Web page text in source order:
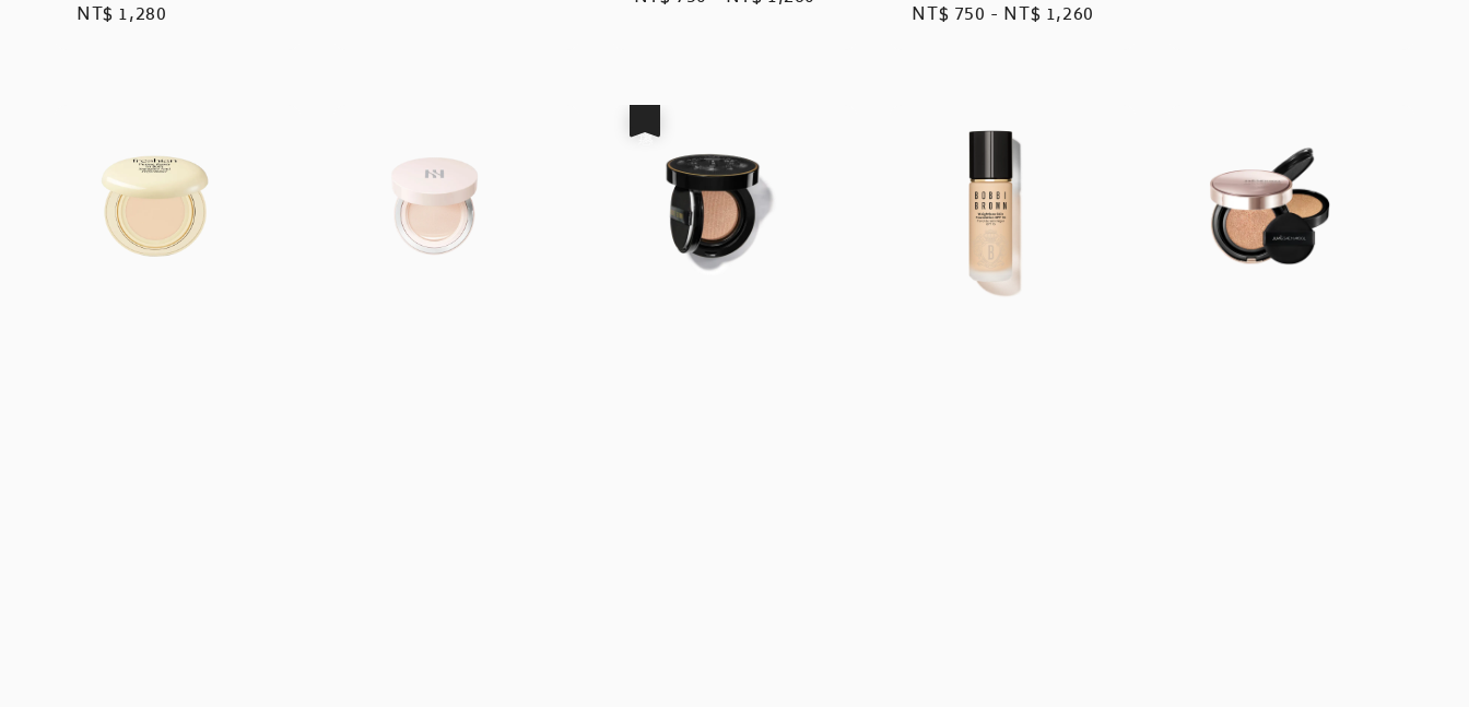
Regular
NT$ 1,280
Regular
NT$ 750 - NT$ 1,260